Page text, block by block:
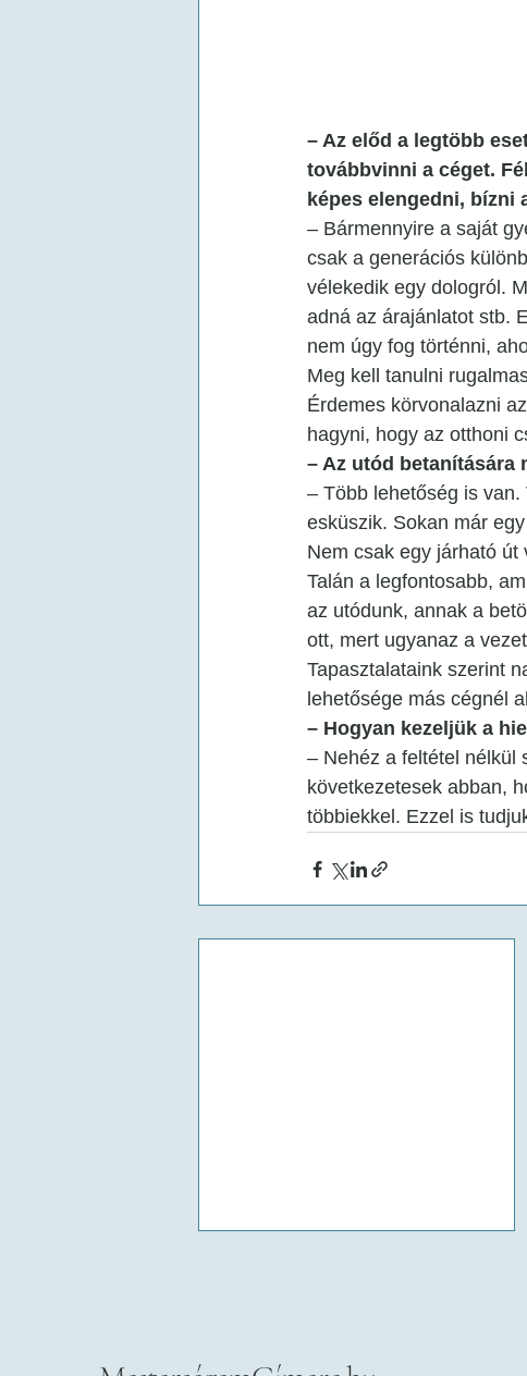
– Az előd a legtöbb
továbbvinni a céget.
képes elengedni, bízni
– Bármennyire a saját
csak a generációs
vélekedik egy dologról.
adná az árajánlatot stb.
nem úgy fog történni,
Meg kell tanulni
Érdemes körvonalazni
hagyni, hogy az otthoni
– Az utód betanítására
– Több lehetőség is van.
esküszik. Sokan már
Nem csak egy járható út
Talán a legfontosabb,
az utódunk, annak a
ott, mert ugyanaz a
Tapasztalataink szerint
lehetősége más cégnél
– Hogyan kezeljük a
– Nehéz a feltétel nélkül
következetesek abban,
többiekkel. Ezzel is